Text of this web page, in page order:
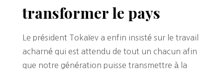
transformer le pays
Le président Tokaïev a enfin insisté sur le travail
acharné qui est attendu de tout un chacun afin
que notre génération puisse transmettre à la